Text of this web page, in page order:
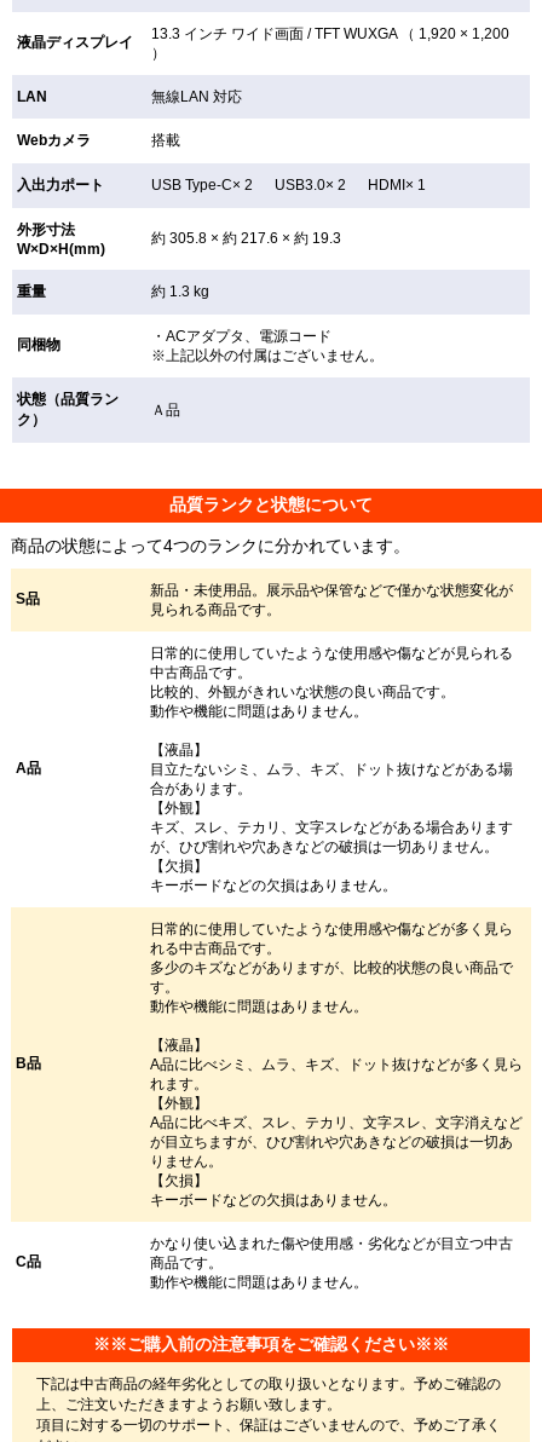
液晶ディスプレイ 13.3 インチ ワイド画面 /TFTWUXGA （ 1,920 × 1,200
）
LAN 無線LAN対応
Webカメラ 搭載
入出力ポート USB Type-C× 2 USB3.0× 2 HDMI× 1
外形寸法
W×D×H(mm)
約 305.8 × 約 217.6 × 約 19.3
重量 約 1.3 kg
同梱物
・ACアダプタ、電源コード
※上記以外の付属はございません。
状態（品質ラン
ク）
Ａ品
品質ランクと状態について
商品の状態によって4つのランクに分かれています。
S品
新品・未使用品。展示品や保管などで僅かな状態変化が
見られる商品です。
A品
日常的に使用していたような使用感や傷などが見られる
中古商品です。
比較的、外観がきれいな状態の良い商品です。
動作や機能に問題はありません。
【液晶】
目立たないシミ、ムラ、キズ、ドット抜けなどがある場
合があります。
【外観】
キズ、スレ、テカリ、文字スレなどがある場合あります
が、ひび割れや穴あきなどの破損は一切ありません。
【欠損】
キーボードなどの欠損はありません。
B品
日常的に使用していたような使用感や傷などが多く見ら
れる中古商品です。
多少のキズなどがありますが、比較的状態の良い商品で
す。
動作や機能に問題はありません。
【液晶】
A品に比べシミ、ムラ、キズ、ドット抜けなどが多く見ら
れます。
【外観】
A品に比べキズ、スレ、テカリ、文字スレ、文字消えなど
が目立ちますが、ひび割れや穴あきなどの破損は一切あ
りません。
【欠損】
キーボードなどの欠損はありません。
C品
かなり使い込まれた傷や使用感・劣化などが目立つ中古
商品です。
動作や機能に問題はありません。
※※ご購入前の注意事項をご確認ください※※
下記は中古商品の経年劣化としての取り扱いとなります。予めご確認の
上、ご注文いただきますようお願い致します。
項目に対する一切のサポート、保証はございませんので、予めご了承く